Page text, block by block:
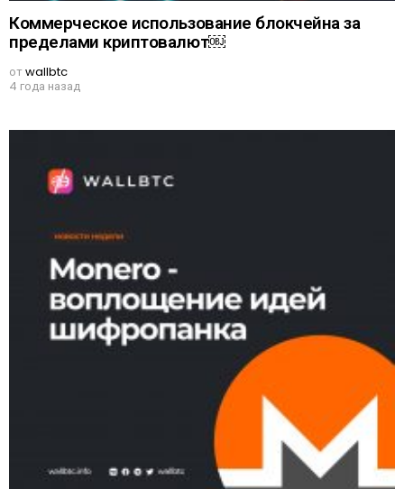
Коммерческое использование блокчейна за
пределами криптовалют￼
отwallbtc
4 года назад